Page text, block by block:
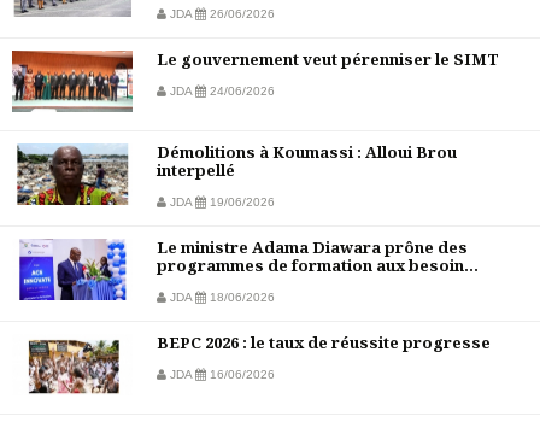
JDA 26/06/2026
Le gouvernement veut pérenniser le SIMT
JDA 24/06/2026
Démolitions à Koumassi : Alloui Brou
interpellé
JDA 19/06/2026
Le ministre Adama Diawara prône des
programmes de formation aux besoin...
JDA 18/06/2026
BEPC 2026 : le taux de réussite progresse
JDA 16/06/2026